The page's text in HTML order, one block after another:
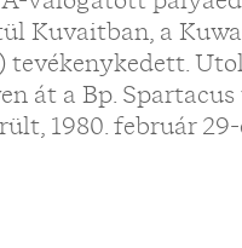
Kuvaitban, a
át a Bp.
1980. február